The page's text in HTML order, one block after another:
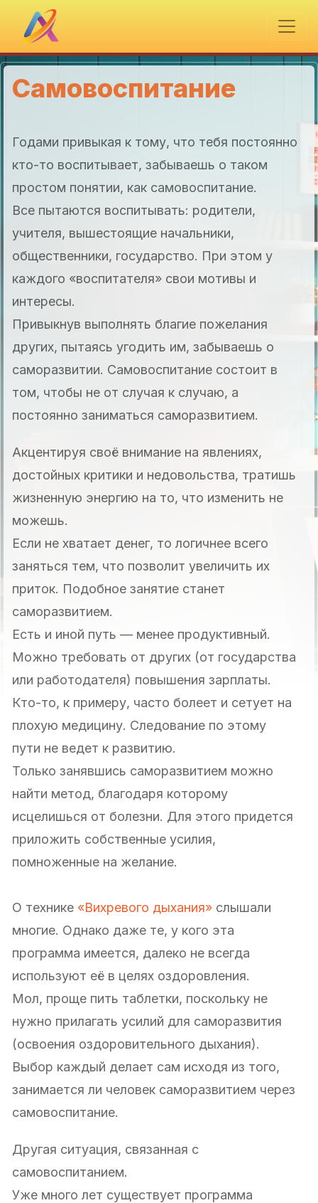
Самовоспитание
Годами привыкая к тому, что тебя постоянно
кто-то воспитывает, забываешь о таком
простом понятии, как самовоспитание.
Все пытаются воспитывать: родители,
учителя, вышестоящие начальники,
общественники, государство. При этом у
каждого «воспитателя» свои мотивы и
интересы.
Привыкнув выполнять благие пожелания
других, пытаясь угодить им, забываешь о
саморазвитии. Самовоспитание состоит в
том, чтобы не от случая к случаю, а
постоянно заниматься саморазвитием.
Акцентируя своё внимание на явлениях,
достойных критики и недовольства, тратишь
жизненную энергию на то, что изменить не
можешь.
Если не хватает денег, то логичнее всего
заняться тем, что позволит увеличить их
приток. Подобное занятие станет
саморазвитием.
Есть и иной путь — менее продуктивный.
Можно требовать от других (от государства
или работодателя) повышения зарплаты.
Кто-то, к примеру, часто болеет и сетует на
плохую медицину. Следование по этому
пути не ведет к развитию.
Только занявшись саморазвитием можно
найти метод, благодаря которому
исцелишься от болезни. Для этого придется
приложить собственные усилия,
помноженные на желание.
О технике «Вихревого дыхания» слышали
многие. Однако даже те, у кого эта
программа имеется, далеко не всегда
используют её в целях оздоровления.
Мол, проще пить таблетки, поскольку не
нужно прилагать усилий для саморазвития
(освоения оздоровительного дыхания).
Выбор каждый делает сам исходя из того,
занимается ли человек саморазвитием через
самовоспитание.
Другая ситуация, связанная с
самовоспитанием.
Уже много лет существует программа